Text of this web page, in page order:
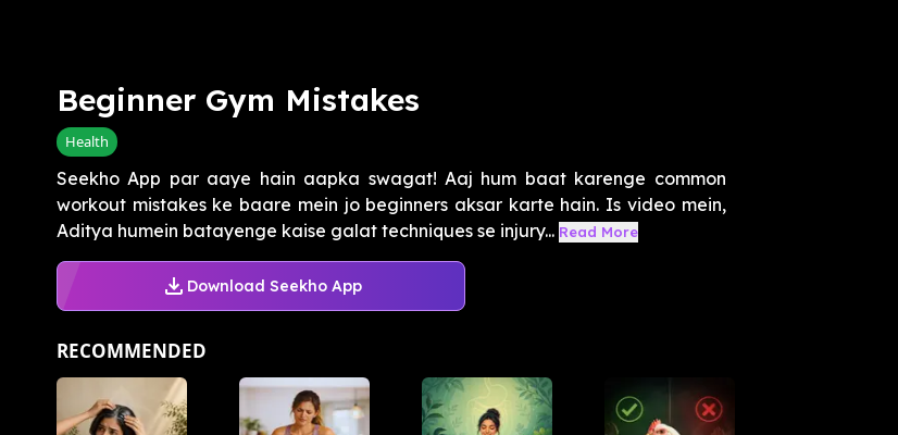
Beginner Gym Mistakes
Health
Seekho App par aaye hain aapka swagat! Aaj hum baat karenge common
workout mistakes ke baare mein jo beginners aksar karte hain. Is video mein,
Aditya humein batayenge kaise galat techniques se injury... Read More
Download Seekho App
RECOMMENDED